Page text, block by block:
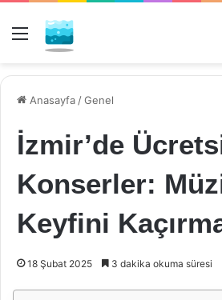
Menü
Anasayfa /Genel
İzmir’de
Konserler:
Keyfini
18 Şubat 2025 3 dakika okuma süresi